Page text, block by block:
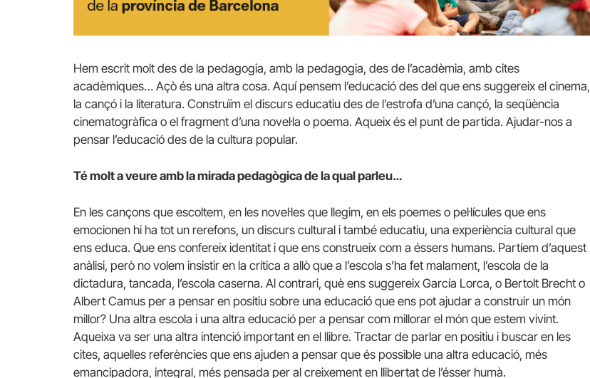
Hem escrit molt des de la pedagogia, amb la pedagogia, des de l’acadèmia, amb cites
acadèmiques… Açò és una altra cosa. Aquí pensem l’educació des del que ens suggereix el cinema,
la cançó i la literatura. Construïm el discurs educatiu des de l’estrofa d’una cançó, la seqüència
cinematogràfica o el fragment d’una novel·la o poema. Aqueix és el punt de partida. Ajudar-nos a
pensar l’educació des de la cultura popular.
Té molt a veure amb la mirada pedagògica de la qual parleu…
En les cançons que escoltem, en les novel·les que llegim, en els poemes o pel·lícules que ens
emocionen hi ha tot un rerefons, un discurs cultural i també educatiu, una experiència cultural que
ens educa. Que ens confereix identitat i que ens construeix com a éssers humans. Partíem d’aquest
anàlisi, però no volem insistir en la crítica a allò que a l’escola s’ha fet malament, l’escola de la
dictadura, tancada, l’escola caserna. Al contrari, què ens suggereix García Lorca, o Bertolt Brecht o
Albert Camus per a pensar en positiu sobre una educació que ens pot ajudar a construir un món
millor? Una altra escola i una altra educació per a pensar com millorar el món que estem vivint.
Aqueixa va ser una altra intenció important en el llibre. Tractar de parlar en positiu i buscar en les
cites, aquelles referències que ens ajuden a pensar que és possible una altra educació, més
emancipadora, integral, més pensada per al creixement en llibertat de l’ésser humà.